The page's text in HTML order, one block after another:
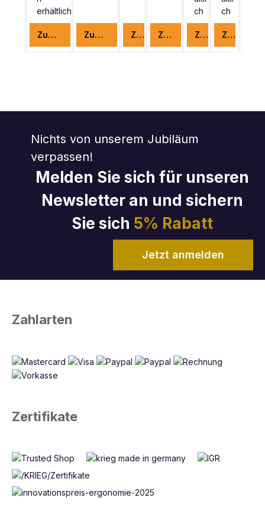
erhältlich
Zum Produkt Zum Produkt Zum Produkt Zum Produkt
ch
Zum Produkt
ch
Zum Produkt
Nichts von unserem Jubiläum
verpassen!
Melden Sie sich für unseren
Newsletter an und sichern
Sie sich 5% Rabatt
Jetzt anmelden
Zahlarten
Zertifikate